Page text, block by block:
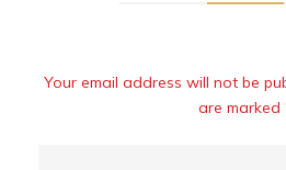
Your email address will not be
are marked